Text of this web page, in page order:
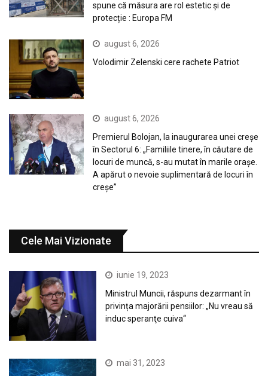
spune că măsura are rol estetic și de
protecție : Europa FM
august 6, 2026
Volodimir Zelenski cere rachete Patriot
august 6, 2026
Premierul Bolojan, la inaugurarea unei creșe
în Sectorul 6: „Familiile tinere, în căutare de
locuri de muncă, s-au mutat în marile orașe.
A apărut o nevoie suplimentară de locuri în
creșe”
Cele Mai Vizionate
iunie 19, 2023
Ministrul Muncii, răspuns dezarmant în
privința majorării pensiilor: „Nu vreau să
induc speranţe cuiva“
mai 31, 2023